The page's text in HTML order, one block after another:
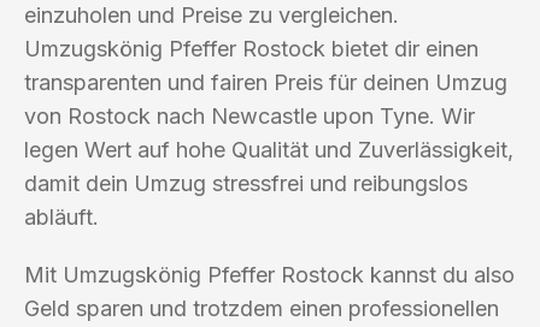
einzuholen und Preise zu vergleichen.
Umzugskönig Pfeffer Rostock bietet dir einen
transparenten und fairen Preis für deinen Umzug
von Rostock nach Newcastle upon Tyne. Wir
legen Wert auf hohe Qualität und Zuverlässigkeit,
damit dein Umzug stressfrei und reibungslos
abläuft.
Mit Umzugskönig Pfeffer Rostock kannst du also
Geld sparen und trotzdem einen professionellen